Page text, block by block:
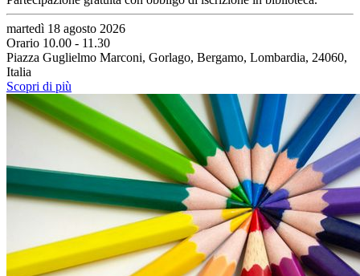
martedì 18 agosto 2026
Orario 10.00 - 11.30
Piazza Guglielmo Marconi, Gorlago, Bergamo, Lombardia, 24060,
Italia
Scopri di più